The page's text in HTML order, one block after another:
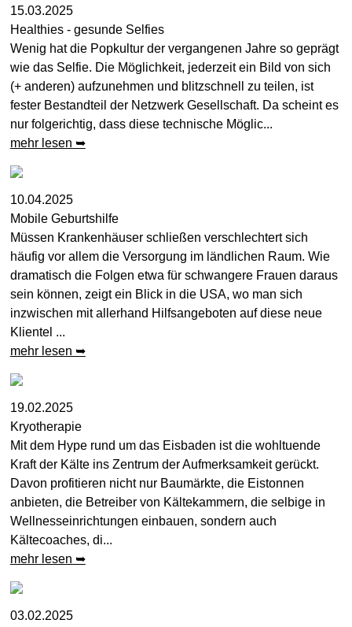
15.03.2025
Healthies - gesunde Selfies
Wenig hat die Popkultur der vergangenen Jahre so geprägt
wie das Selfie. Die Möglichkeit, jederzeit ein Bild von sich
(+ anderen) aufzunehmen und blitzschnell zu teilen, ist
fester Bestandteil der Netzwerk Gesellschaft. Da scheint es
nur folgerichtig, dass diese technische Möglic...
mehr lesen ➥
10.04.2025
Mobile Geburtshilfe
Müssen Krankenhäuser schließen verschlechtert sich
häufig vor allem die Versorgung im ländlichen Raum. Wie
dramatisch die Folgen etwa für schwangere Frauen daraus
sein können, zeigt ein Blick in die USA, wo man sich
inzwischen mit allerhand Hilfsangeboten auf diese neue
Klientel ...
mehr lesen ➥
19.02.2025
Kryotherapie
Mit dem Hype rund um das Eisbaden ist die wohltuende
Kraft der Kälte ins Zentrum der Aufmerksamkeit gerückt.
Davon profitieren nicht nur Baumärkte, die Eistonnen
anbieten, die Betreiber von Kältekammern, die selbige in
Wellnesseinrichtungen einbauen, sondern auch
Kältecoaches, di...
mehr lesen ➥
03.02.2025